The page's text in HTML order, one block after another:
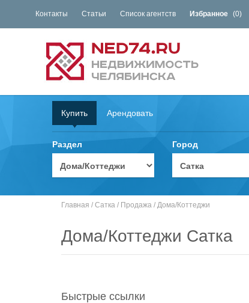
Контакты Статьи Список агентств Избранное (0)
Купить Арендовать
Раздел Город
Главная / Сатка / Продажа / Дома/Коттеджи
Дома/Коттеджи Сатка
Быстрые ссылки